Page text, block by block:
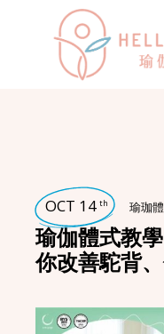
OCT 14 th 瑜珈
瑜伽體式教
你改善駝背